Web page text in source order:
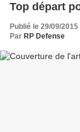
Top départ
Publié le 29/09/
Par RP Defense